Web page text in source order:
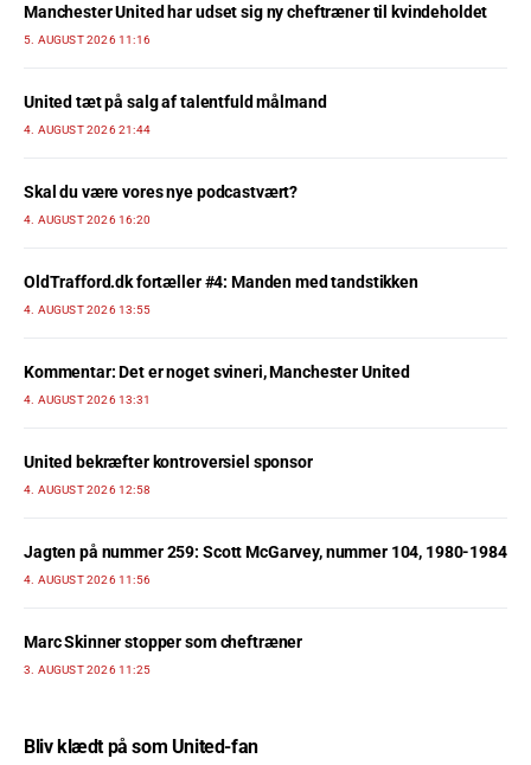
Manchester United har udset sig ny cheftræner til kvindeholdet
5. AUGUST 2026 11:16
United tæt på salg af talentfuld målmand
4. AUGUST 2026 21:44
Skal du være vores nye podcastvært?
4. AUGUST 2026 16:20
OldTrafford.dk fortæller #4: Manden med tandstikken
4. AUGUST 2026 13:55
Kommentar: Det er noget svineri, Manchester United
4. AUGUST 2026 13:31
United bekræfter kontroversiel sponsor
4. AUGUST 2026 12:58
Jagten på nummer 259: Scott McGarvey, nummer 104, 1980-1984
4. AUGUST 2026 11:56
Marc Skinner stopper som cheftræner
3. AUGUST 2026 11:25
Bliv klædt på som United-fan